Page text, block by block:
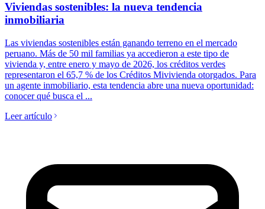
Viviendas sostenibles: la nueva tendencia
inmobiliaria
Las viviendas sostenibles están ganando terreno en el mercado
peruano. Más de 50 mil familias ya accedieron a este tipo de
vivienda y, entre enero y mayo de 2026, los créditos verdes
representaron el 65,7 % de los Créditos Mivivienda otorgados. Para
un agente inmobiliario, esta tendencia abre una nueva oportunidad:
conocer qué busca el ...
Leer artículo